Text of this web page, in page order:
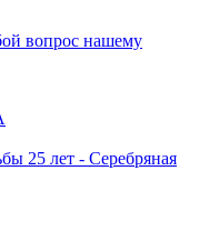
вопрос нашему
25 лет - Серебряная